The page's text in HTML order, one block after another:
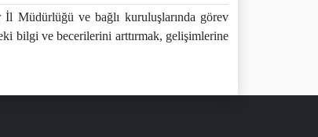
Müdürlüğü ve bağlı kuruluşlarında görev
bilgi ve becerilerini arttırmak, gelişimlerine